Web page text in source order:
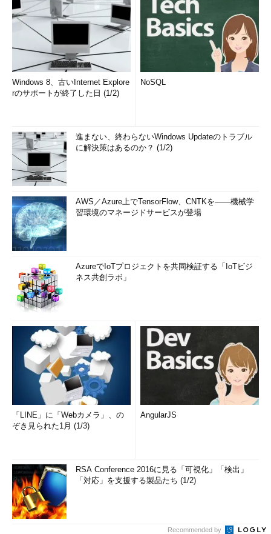
Windows 8、古いInternet Explore
rのサポートが終了した日 (1/2)
NoSQL
進まない、終わらないWindows Updateのトラブル
に解決策はあるのか？ (1/2)
AWS／Azure上でTensorFlow、CNTKを――機械学
習環境のマネージドサービスが登場
AzureでIoTプロジェクトを共同検証する「IoTビジ
ネス共創ラボ」
「LINE」に「Webカメラ」、の
ぞき見られた1月 (1/3)
AngularJS
RSA Conference 2016に見る「可視化」「検出」
「対応」を支援する製品たち (1/2)
Recommended by